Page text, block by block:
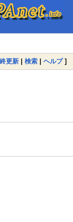
更新 | 検索 | ヘルプ]